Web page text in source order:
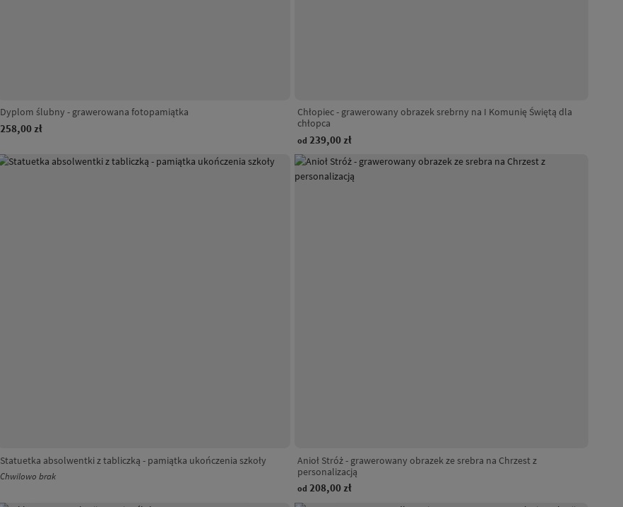
Dyplom ślubny - grawerowana fotopamiątka
258,00 zł
Chłopiec - grawerowany obrazek srebrny na I Komunię Świętą dla
chłopca
od 239,00 zł
Statuetka absolwentki z tabliczką - pamiątka ukończenia szkoły
Chwilowo brak
Anioł Stróż - grawerowany obrazek ze srebra na Chrzest z
personalizacją
od 208,00 zł